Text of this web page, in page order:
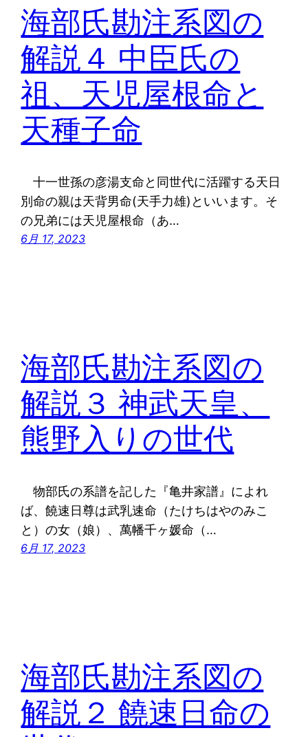
海部氏勘注系図の
解説４ 中臣氏の
祖、天児屋根命と
天種子命
十一世孫の彦湯支命と同世代に活躍する天日
別命の親は天背男命(天手力雄)といいます。そ
の兄弟には天児屋根命（あ…
6月 17, 2023
海部氏勘注系図の
解説３ 神武天皇、
熊野入りの世代
物部氏の系譜を記した『亀井家譜』によれ
ば、饒速日尊は武乳速命（たけちはやのみこ
と）の女（娘）、萬幡千ヶ媛命（…
6月 17, 2023
海部氏勘注系図の
解説２ 饒速日命の